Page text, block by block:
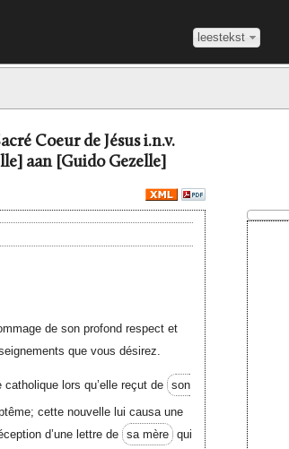
leestekst
Coeur de Jésus i.n.v.
aan [Guido Gezelle]
de son profond respect et
que vous désirez.
lors qu’elle reçut de son
cette nouvelle lui causa une
d’une lettre de sa mère qui